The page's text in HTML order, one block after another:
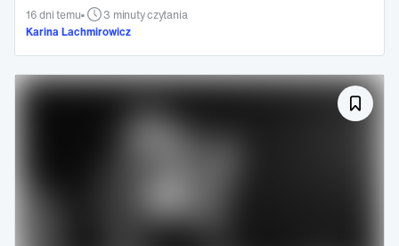
16 dni temu•
3 minuty czytania
Karina Lachmirowicz